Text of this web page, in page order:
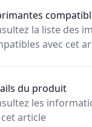
la liste des
avec cet
du produit
les
article